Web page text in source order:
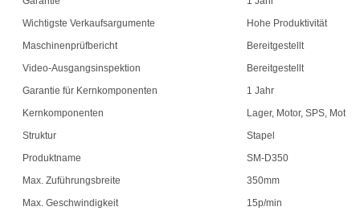
Wichtigste Verkaufsargumente
Hohe Produktivität
Maschinenprüfbericht
Bereitgestellt
Video-Ausgangsinspektion
Bereitgestellt
Garantie für Kernkomponenten
1 Jahr
Kernkomponenten
Lager, Motor, SPS, Motor
Struktur
Stapel
Produktname
SM-D350
Max. Zuführungsbreite
350mm
Max. Geschwindigkeit
15p/min